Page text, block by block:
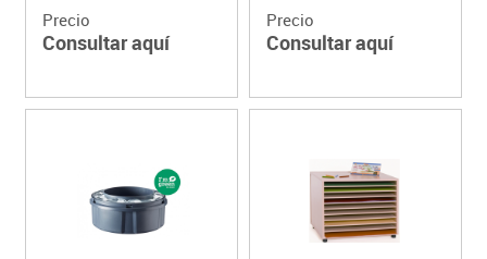
Precio
Consultar aquí
Precio
Consultar aquí